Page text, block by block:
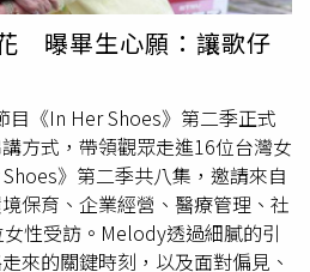
園擁有更完善的緊急求援設備，
時間。他認為，校園安全不能只
能在危急時刻發揮作用的制度。
鈕等改革措施可能引發不同意
始討論，「我要的，就是那個萬
安全外，楊媽媽未來也將持續關
育支持及早期介入機制，希望真
發現、及早協助，降低再次發生
對楊家而言，公開姓名只是漫長
曝畢生心願：讓歌仔
《In Her Shoes》第二季正式
方式，帶領觀眾走進16位台灣女
》第二季共八集，邀請來自
保育、企業經營、醫療管理、社
性受訪。Melody透過細膩的引
來的關鍵時刻，以及面對偏見、